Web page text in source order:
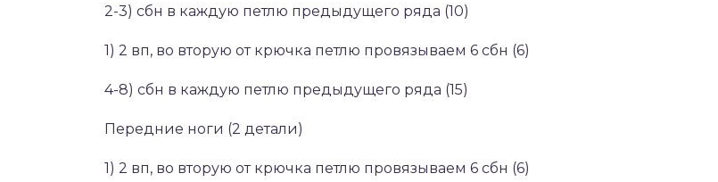
2-3) сбн в каждую петлю предыдущего ряда (10)
1) 2 вп, во вторую от крючка петлю провязываем 6 сбн (6)
4-8) сбн в каждую петлю предыдущего ряда (15)
Передние ноги (2 детали)
1) 2 вп, во вторую от крючка петлю провязываем 6 сбн (6)